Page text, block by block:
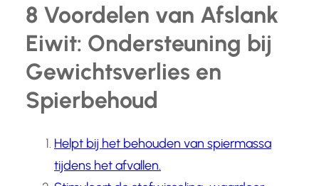
8 Voordelen van Afslank
Eiwit: Ondersteuning bij
Gewichtsverlies en
Spierbehoud
Helpt bij het behouden van spiermassa
tijdens het afvallen.